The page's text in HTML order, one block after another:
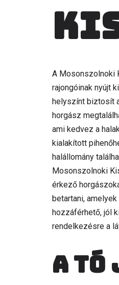
A Mosonszolnoki
rajongóinak nyújt
helyszínt biztosít
horgász
ami kedvez a
kialakított
halállomány
Mosonszolnoki
érkező
betartani,
hozzáférhető, jól
rendelkezésre a
A